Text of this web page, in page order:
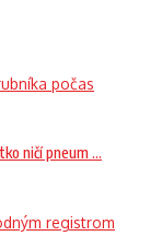
ničí pneum ...